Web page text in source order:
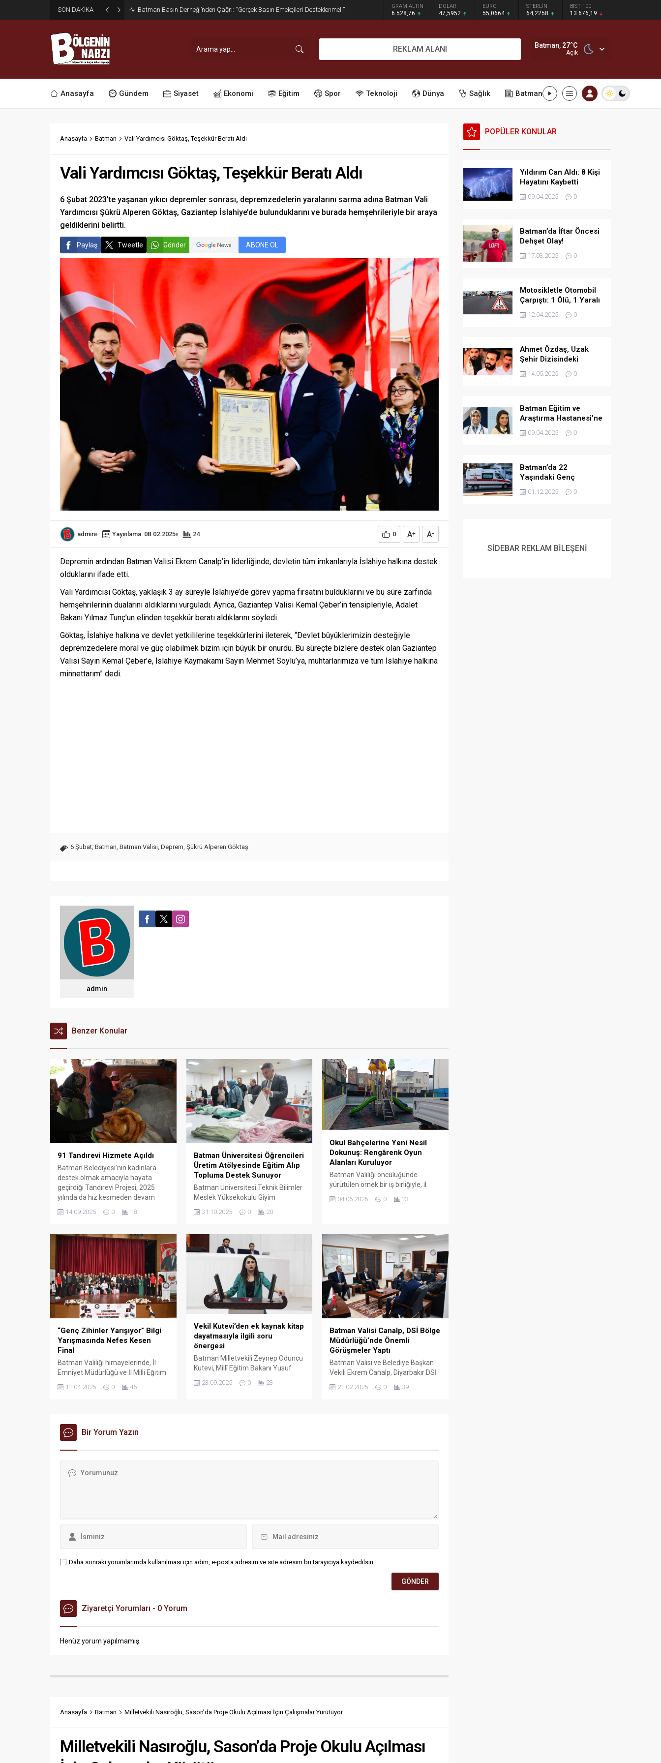
SON DAKİKA Zabıta Ekiplerinden Yol ve Kaldırım İşgaline Geçit Yok! GRAM ALTIN
6.528,76
DOLAR
47,5952
EURO
55,0664
STERLİN
64,2258
BIST 100
13.676,19
REKLAM ALANI Batman, 27°C
Açık
Anasayfa Gündem Siyaset Ekonomi Eğitim Spor Teknoloji Dünya Sağlık Batman
Anasayfa Batman Vali Yardımcısı Göktaş, Teşekkür Beratı Aldı
Vali Yardımcısı Göktaş, Teşekkür Beratı Aldı
6 Şubat 2023’te yaşanan yıkıcı depremler sonrası, depremzedelerin yaralarını sarma adına Batman Vali
Yardımcısı Şükrü Alperen Göktaş, Gaziantep İslahiye’de bulunduklarını ve burada hemşehrileriyle bir araya
geldiklerini belirtti.
Paylaş Tweetle Gönder ABONE OL
admin Yayınlama: 08.02.2025 24 0 A+ A-
Depremin ardından Batman Valisi Ekrem Canalp’in liderliğinde, devletin tüm imkanlarıyla İslahiye halkına destek
olduklarını ifade etti.
Vali Yardımcısı Göktaş, yaklaşık 3 ay süreyle İslahiye’de görev yapma fırsatını bulduklarını ve bu süre zarfında
hemşehrilerinin dualarını aldıklarını vurguladı. Ayrıca, Gaziantep Valisi Kemal Çeber’in tensipleriyle, Adalet
Bakanı Yılmaz Tunç’un elinden teşekkür beratı aldıklarını söyledi.
Göktaş, İslahiye halkına ve devlet yetkililerine teşekkürlerini ileterek, “Devlet büyüklerimizin desteğiyle
depremzedelere moral ve güç olabilmek bizim için büyük bir onurdu. Bu süreçte bizlere destek olan Gaziantep
Valisi Sayın Kemal Çeber’e, İslahiye Kaymakamı Sayın Mehmet Soylu’ya, muhtarlarımıza ve tüm İslahiye halkına
minnettarım” dedi.
6 Şubat, Batman, Batman Valisi, Deprem, Şükrü Alperen Göktaş
admin
Benzer Konular
91 Tandırevi Hizmete Açıldı
Batman Belediyesi’nin kadınlara
destek olmak amacıyla hayata
geçirdiği Tandırevi Projesi, 2025
yılında da hız kesmeden devam
14.09.2025 0 18
Batman Üniversitesi Öğrencileri
Üretim Atölyesinde Eğitim Alıp
Topluma Destek Sunuyor
Batman Üniversitesi Teknik Bilimler
Meslek Yüksekokulu Giyim
hem teorik hem de uygulamalı
Giyim Üretim Atölyesinde yürütülen
çalışmalar, öğrencilerin mesleki
becerilerini geliştirmelerine katkı
31.10.2025 0 20
Okul Bahçelerine Yeni Nesil
Dokunuş: Rengârenk Oyun
Alanları Kuruluyor
Batman Valiliği öncülüğünde
yürütülen örnek bir iş birliğiyle, il
nesil çocuk oyun parklarıyla
nitelikli alanlarda vakit geçirme
imkânına kavuşuyor.
04.06.2026 0 23
“Genç Zihinler Yarışıyor” Bilgi
Yarışmasında Nefes Kesen
Final
Batman Valiliği himayelerinde, İl
Emniyet Müdürlüğü ve İl Milli Eğitim
üçüncüsü düzenlenen “Genç
11.04.2025 0 46
Vekil Kutevi’den ek kaynak kitap
dayatmasıyla ilgili soru
önergesi
Batman Milletvekili Zeynep Oduncu
Kutevi, Millî Eğitim Bakanı Yusuf
Türkiye Büyük Millet Meclisi’ne yazılı
23.09.2025 0 23
Batman Valisi Canalp, DSİ Bölge
Müdürlüğü’nde Önemli
Görüşmeler Yaptı
Batman Valisi ve Belediye Başkan
Vekili Ekrem Canalp, Diyarbakır DSİ
ziyaret ederek Batman’ın geleceği
21.02.2025 0 39
Bir Yorum Yazın
Daha sonraki yorumlarımda kullanılması için adım, e-posta adresim ve site adresim bu tarayıcıya kaydedilsin.
Ziyaretçi Yorumları - 0 Yorum
Henüz yorum yapılmamış.
Anasayfa Batman Milletvekili Nasıroğlu, Sason’da Proje Okulu Açılması İçin Çalışmalar Yürütüyor
Milletvekili Nasıroğlu, Sason’da Proje Okulu Açılması
POPÜLER KONULAR
Yıldırım Can Aldı: 8 Kişi
Hayatını Kaybetti
09.04.2025 0
Batman’da İftar Öncesi
Dehşet Olay!
17.03.2025 0
Motosikletle Otomobil
Çarpıştı: 1 Ölü, 1 Yaralı
12.04.2025 0
Ahmet Özdaş, Uzak
Şehir Dizisindeki
Performansıyla Beğeni
Topladı
14.05.2025 0
Batman Eğitim ve
Araştırma Hastanesi’ne
İki Yeni Uzman Hekim
09.04.2025 0
Batman’da 22
Yaşındaki Genç
Yaşamına Son Verdi
01.12.2025 0
SİDEBAR REKLAM BİLEŞENİ